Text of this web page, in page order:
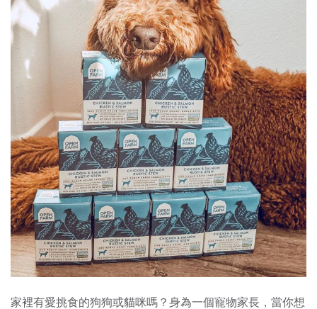
家裡有愛挑食的狗狗或貓咪嗎？身為一個寵物家長，當你想